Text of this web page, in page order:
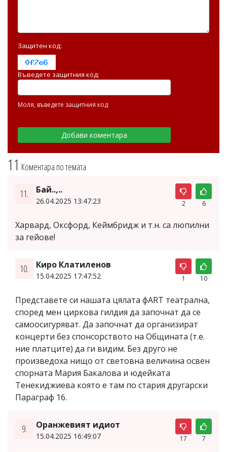
11 Коментара по темата
11. Бай..,..
26.04.2025 13:47:23 2 6
Харвард, Оксфорд, Кеймбридж и т.н. са люпилни
за гейове!
10. Киро Клатиленов
15.04.2025 17:47:52 1 10
Представете си нашата цялата фART театрална,
според мен циркова гилдия да започнат да се
самоосигуряват. Да започнат да организират
концерти без спонсорството на Общината (т.е.
ние платците) да ги видим. Без друго не
произведоха нищо от световна величина освен
спорната Мария Бакалова и юдейката
Тенекиджиева която е там по стария другарски
Параграф 16.
9. Оранжевият идиот
15.04.2025 16:49:07 17 7
Защитен код:
Въведете защитния код:
Моля, въведете защитния код